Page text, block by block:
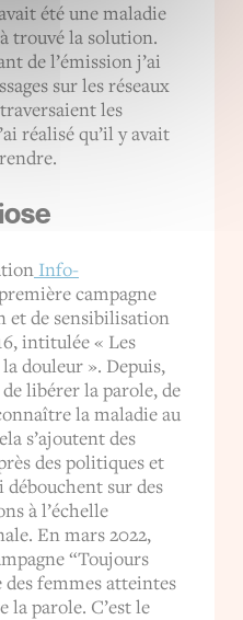
été une maladie
trouvé la solution.
de l’émission j’ai
sur les réseaux
les
réalisé qu’il y avait
Info-
campagne
et de sensibilisation
intitulée « Les
douleur ». Depuis,
libérer la parole, de
la maladie au
s’ajoutent des
des politiques et
sur des
à l’échelle
En mars 2022,
“Toujours
femmes atteintes
la parole. C’est le
légitime est
vos
changer
votre
à tout
politique